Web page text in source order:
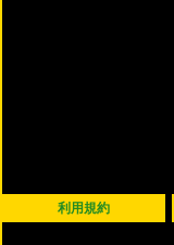
利用規約